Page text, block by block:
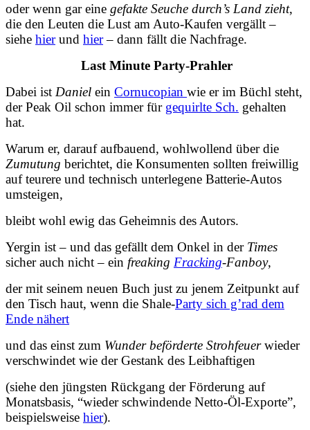
oder wenn gar eine gefakte Seuche durch’s Land zieht,
die den Leuten die Lust am Auto-Kaufen vergällt –
siehe hierund hier– dann fällt die Nachfrage.
Last Minute Party-Prahler
Dabei ist Daniel ein Cornucopian wie er im Büchl steht,
der Peak Oil schon immer für gequirlte Sch. gehalten
hat.
Warum er, darauf aufbauend, wohlwollend über die
Zumutung berichtet, die Konsumenten sollten freiwillig
auf teurere und technisch unterlegene Batterie-Autos
umsteigen,
bleibt wohl ewig das Geheimnis des Autors.
Yergin ist – und das gefällt dem Onkel in der Times
sicher auch nicht – ein freaking Fracking-Fanboy,
der mit seinem neuen Buch just zu jenem Zeitpunkt auf
den Tisch haut, wenn die Shale-Party sich g’rad dem
Ende nähert
und das einst zum Wunder beförderte Strohfeuerwieder
verschwindet wie der Gestank des Leibhaftigen
(siehe den jüngsten Rückgang der Förderung auf
Monatsbasis, “wieder schwindende Netto-Öl-Exporte”,
beispielsweise hier).